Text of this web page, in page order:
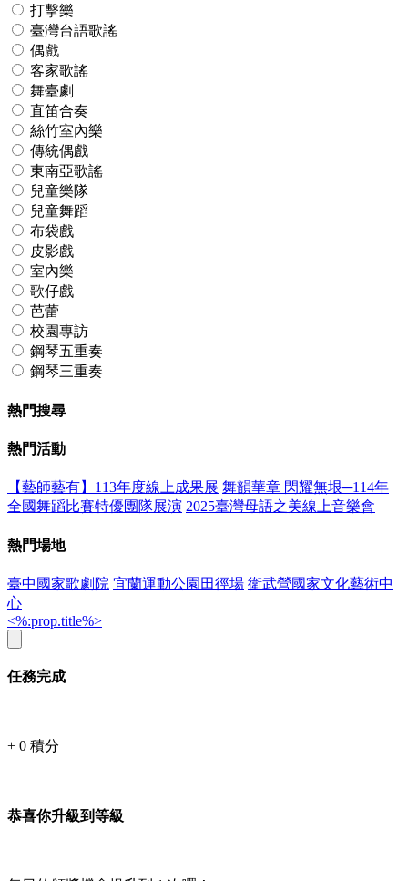
打擊樂
臺灣台語歌謠
偶戲
客家歌謠
舞臺劇
直笛合奏
絲竹室內樂
傳統偶戲
東南亞歌謠
兒童樂隊
兒童舞蹈
布袋戲
皮影戲
室內樂
歌仔戲
芭蕾
校園專訪
鋼琴五重奏
鋼琴三重奏
熱門搜尋
熱門活動
【藝師藝有】113年度線上成果展 舞韻華章 閃耀無垠─114年
全國舞蹈比賽特優團隊展演 2025臺灣母語之美線上音樂會
熱門場地
臺中國家歌劇院 宜蘭運動公園田徑場 衛武營國家文化藝術中
心
<%:prop.title%>
任務完成
+ 0 積分
恭喜你升級到等級